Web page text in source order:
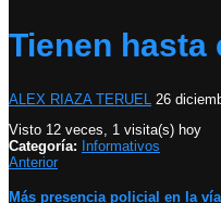
Tienen hasta
ALEX RIAZA TERUEL
26
Visto 12 veces, 1 visita(s) hoy
Categoría: Informativos
Anterior
Más presencia policial en la